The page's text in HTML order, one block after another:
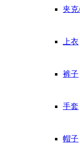
夹克
上衣
裤子
手套
帽子